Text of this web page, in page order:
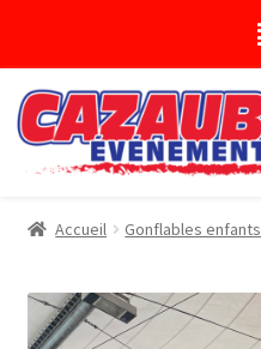
Accueil Gonflables enfants